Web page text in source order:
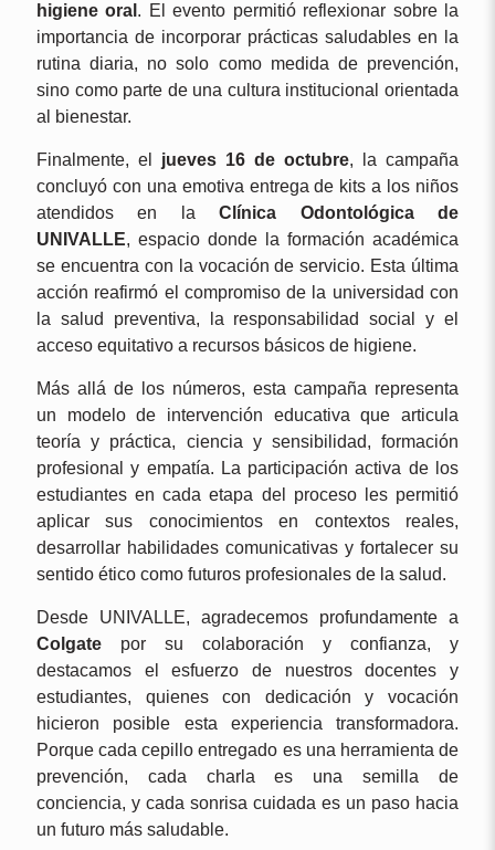
higiene oral . El evento permitió reflexionar sobre la
importancia de incorporar prácticas saludables en la
rutina diaria, no solo como medida de prevención,
sino como parte de una cultura institucional orientada
al bienestar.
Finalmente, el jueves 16 de octubre, la campaña
concluyó con una emotiva entrega de kits a los niños
atendidos en laClínica Odontológica de
UNIVALLE, espacio donde la formación académica
se encuentra con la vocación de servicio. Esta última
acción reafirmó el compromiso de la universidad con
la salud preventiva, la responsabilidad social y el
acceso equitativo a recursos básicos de higiene.
Más allá de los números, esta campaña representa
un modelo de intervención educativa que articula
teoría y práctica, ciencia y sensibilidad, formación
profesional y empatía. La participación activa de los
estudiantes en cada etapa del proceso les permitió
aplicar sus conocimientos en contextos reales,
desarrollar habilidades comunicativas y fortalecer su
sentido ético como futuros profesionales de la salud.
Desde UNIVALLE, agradecemos profundamente a
Colgate por su colaboración y confianza, y
destacamos el esfuerzo de nuestros docentes y
estudiantes, quienes con dedicación y vocación
hicieron posible esta experiencia transformadora.
Porque cada cepillo entregado es una herramienta de
prevención, cada charla es una semilla de
conciencia, y cada sonrisa cuidada es un paso hacia
un futuro más saludable.